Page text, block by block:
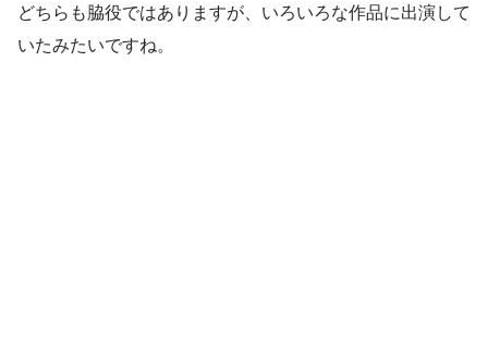
どちらも脇役ではありますが、いろいろな作品に出演して
いたみたいですね。